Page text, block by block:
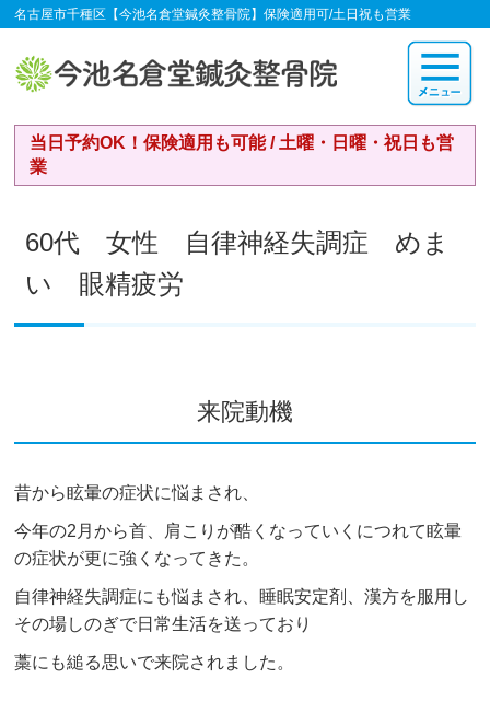
名古屋市千種区【今池名倉堂鍼灸整骨院】保険適用可/土日祝も営業
当日予約OK！保険適用も可能 / 土曜・日曜・祝日も営
業
60代 女性 自律神経失調症 めま
い 眼精疲労
来院動機
昔から眩暈の症状に悩まされ、
今年の2月から首、肩こりが酷くなっていくにつれて眩暈
の症状が更に強くなってきた。
自律神経失調症にも悩まされ、睡眠安定剤、漢方を服用し
その場しのぎで日常生活を送っており
藁にも縋る思いで来院されました。